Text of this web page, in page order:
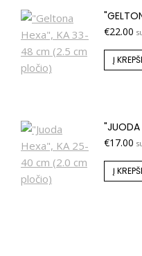
€22.00
Į
€17.00
Į